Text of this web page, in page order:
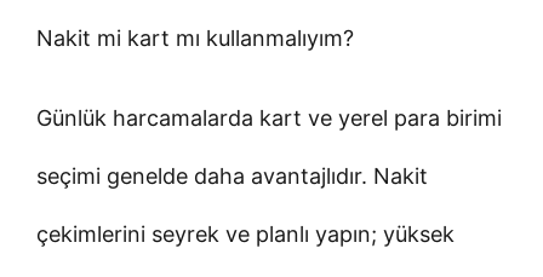
Nakit mi kart mı kullanmalıyım?
Günlük harcamalarda kart ve yerel para birimi
seçimi genelde daha avantajlıdır. Nakit
çekimlerini seyrek ve planlı yapın; yüksek